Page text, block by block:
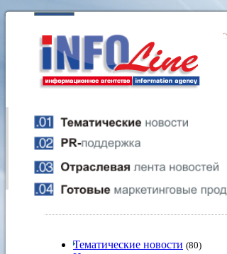
Тематические новости (80)